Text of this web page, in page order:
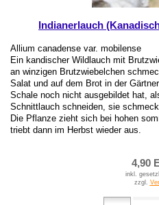
Indianerlauch
Allium canadense var. mobilense
Ein kandischer Wildlauch mit
an winzigen Brutzwiebelchen
Salat und auf dem Brot in der
Schale noch nicht ausgebildet hat,
Schnittlauch schneiden, sie
Die Pflanze zieht sich bei hohen
triebt dann im Herbst wieder aus.
4,90
inkl.
zzgl.